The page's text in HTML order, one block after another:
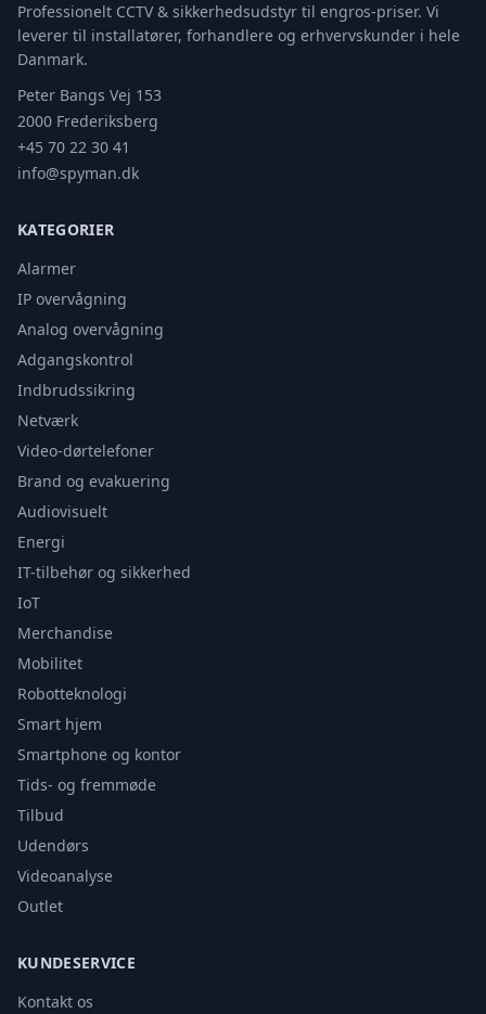
Professionelt CCTV & sikkerhedsudstyr til engros-priser. Vi
leverer til installatører, forhandlere og erhvervskunder i hele
Danmark.
Peter Bangs Vej 153
2000 Frederiksberg
+45 70 22 30 41
info@spyman.dk
KATEGORIER
Alarmer
IP overvågning
Analog overvågning
Adgangskontrol
Indbrudssikring
Netværk
Video-dørtelefoner
Brand og evakuering
Audiovisuelt
Energi
IT-tilbehør og sikkerhed
IoT
Merchandise
Mobilitet
Robotteknologi
Smart hjem
Smartphone og kontor
Tids- og fremmøde
Tilbud
Udendørs
Videoanalyse
Outlet
KUNDESERVICE
Kontakt os